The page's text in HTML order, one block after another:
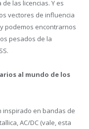
las licencias. Y es
vectores de influencia
podemos encontrarnos
pesados de la
al mundo de los
inspirado en bandas de
AC/DC (vale, esta